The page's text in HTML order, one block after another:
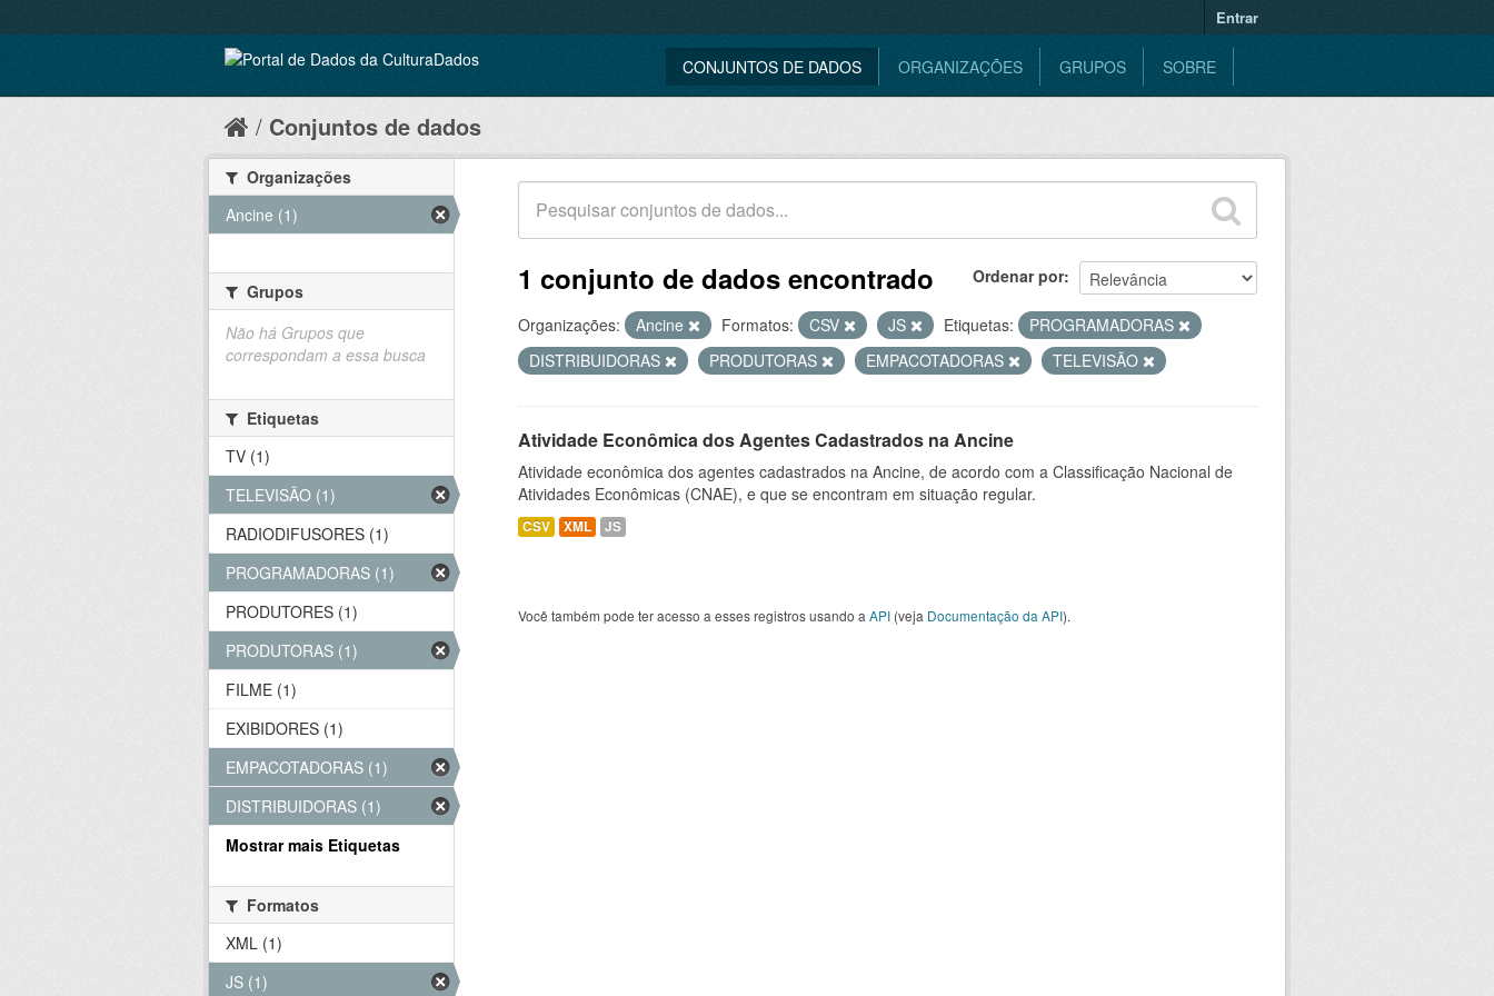
Entrar
CONJUNTOS DE DADOS ORGANIZAÇÕES GRUPOS SOBRE
Conjuntos de dados
Ordenar por
1 conjunto de dados encontrado
Organizações: Ancine Formatos: CSV JS Etiquetas:
PROGRAMADORAS
DISTRIBUIDORAS
PRODUTORAS EMPACOTADORAS TELEVISÃO
Atividade Econômica dos Agentes Cadastrados na Ancine
Atividade econômica dos agentes cadastrados na Ancine, de acordo com a Classificação Nacional de
Atividades Econômicas (CNAE), e que se encontram em situação regular.
CSV XML JS
Você também pode ter acesso a esses registros usando a API (veja Documentação da API).
Organizações
Ancine (1)
Grupos
Não há Grupos que
correspondam a essa busca
Etiquetas
TV (1)
TELEVISÃO (1)
RADIODIFUSORES (1)
PROGRAMADORAS (1)
PRODUTORES (1)
PRODUTORAS (1)
FILME (1)
EXIBIDORES (1)
EMPACOTADORAS (1)
DISTRIBUIDORAS (1)
Mostrar mais Etiquetas
Formatos
XML (1)
JS (1)